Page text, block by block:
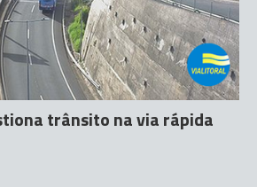
trânsito na via rápida